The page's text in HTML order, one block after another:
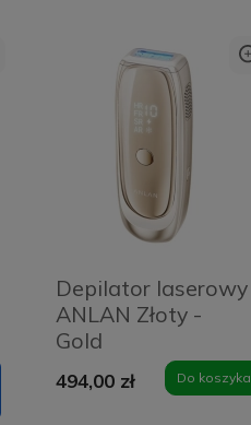
Depilator laserowy
ANLAN Złoty -
Gold
494,00 zł Do koszyka